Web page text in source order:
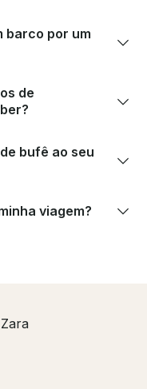
barco por um
de
bufê ao seu
viagem?
Zara